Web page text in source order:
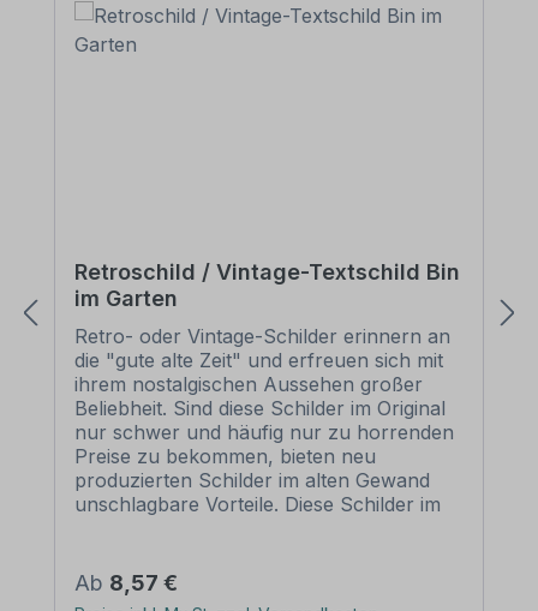
Retroschild / Vintage-Textschild Bin
im Garten
Retro- oder Vintage-Schilder erinnern an
die "gute alte Zeit" und erfreuen sich mit
ihrem nostalgischen Aussehen großer
Beliebheit. Sind diese Schilder im Original
nur schwer und häufig nur zu horrenden
Preise zu bekommen, bieten neu
produzierten Schilder im alten Gewand
unschlagbare Vorteile. Diese Schilder im
Motiven oder nur Textinhalten, die je nach
Artikel individuallisiert werden können. Die
Regulärer Preis:
Ab 8,57 €